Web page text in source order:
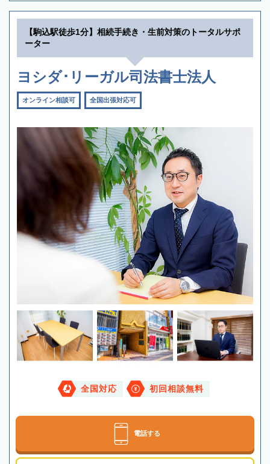
【駒込駅徒歩1分】相続手続き・生前対策のトータルサポ
ーター
ヨシダ･リーガル司法書士法人
オンライン相談可 全国出張対応可
全国対応 初回相談無料
電話する